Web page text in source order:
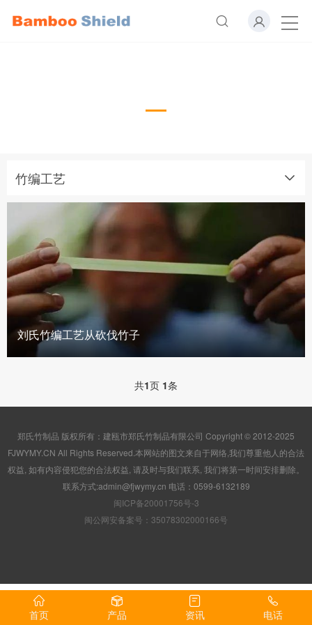
竹编工艺
刘氏竹编工艺从砍伐竹子
共1页 1条
郑氏竹制品 版权所有：建瓯市郑氏竹制品有限公司 Copyright © 2012-2025
FJWYMY.CN All Rights Reserved.本网站的图文来自于网络,我们尊重他人的合法
权益, 如有内容侵犯您的合法权益, 请及时与我们联系, 我们将第一时间安排删除。
联系方式:admin@fjwymy.cn 电话：0599-6132189
闽ICP备20001756号-3
闽公网安备案号：35078302000166号
首页 产品 资讯 电话